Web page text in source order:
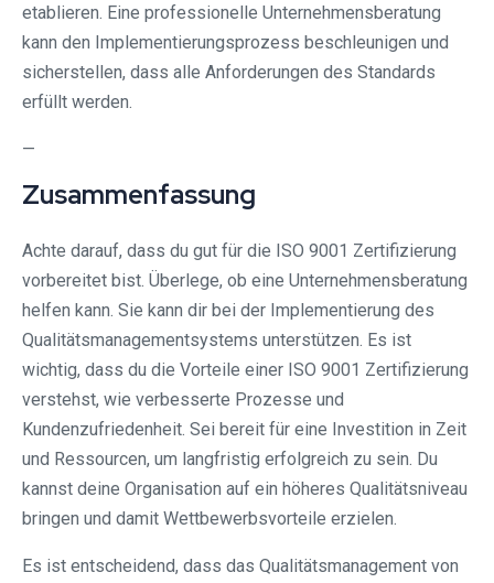
etablieren. Eine professionelle Unternehmensberatung
kann den Implementierungsprozess beschleunigen und
sicherstellen, dass alle Anforderungen des Standards
erfüllt werden.
—
Zusammenfassung
Achte darauf, dass du gut für die ISO 9001 Zertifizierung
vorbereitet bist. Überlege, ob eine Unternehmensberatung
helfen kann. Sie kann dir bei der Implementierung des
Qualitätsmanagementsystems unterstützen. Es ist
wichtig, dass du die Vorteile einer ISO 9001 Zertifizierung
verstehst, wie verbesserte Prozesse und
Kundenzufriedenheit. Sei bereit für eine Investition in Zeit
und Ressourcen, um langfristig erfolgreich zu sein. Du
kannst deine Organisation auf ein höheres Qualitätsniveau
bringen und damit Wettbewerbsvorteile erzielen.
Es ist entscheidend, dass das Qualitätsmanagement von